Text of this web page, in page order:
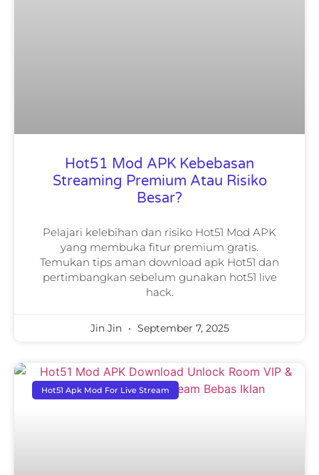
Hot51 Mod APK Kebebasan
Streaming Premium Atau Risiko
Besar?
Pelajari kelebihan dan risiko Hot51 Mod APK
yang membuka fitur premium gratis.
Temukan tips aman download apk Hot51 dan
pertimbangkan sebelum gunakan hot51 live
hack.
Jin Jin September 7, 2025
Hot51 Apk Mod For Live Stream